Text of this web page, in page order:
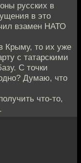
русских в
в это
взамен НАТО
Крыму, то их уже
с татарскими
С точки
Думаю, что
что-то,